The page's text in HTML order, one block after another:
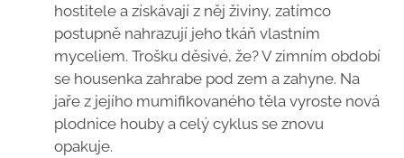
hostitele a získávají z něj živiny, zatímco
postupně nahrazují jeho tkáň vlastním
myceliem. Trošku děsivé, že? V zimním období
se housenka zahrabe pod zem a zahyne. Na
jaře z jejího mumifikovaného těla vyroste nová
plodnice houby a celý cyklus se znovu
opakuje.